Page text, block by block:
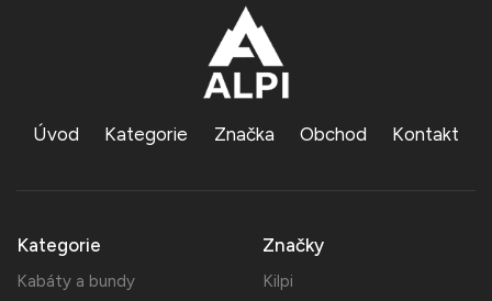
Úvod Kategorie Značka Obchod Kontakt
Kategorie
Kabáty a bundy
Značky
Kilpi